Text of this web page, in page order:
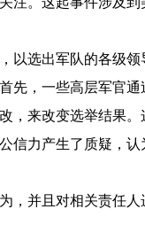
选出军队的各级
先，一些高层军官
来改变选举结果。
信力产生了质疑，
，并且对相关责任